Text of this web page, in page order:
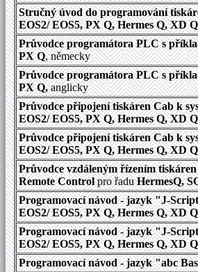
Stručný úvod do programování
EOS2/ EOS5, PX Q, Hermes Q, XD
Průvodce programátora PLC s
PX Q, německy
Průvodce programátora PLC s
PX Q,anglicky
Průvodce připojení tiskáren Cab k
EOS2/ EOS5, PX Q, Hermes Q, XD
Průvodce připojení tiskáren Cab k
EOS2/ EOS5, PX Q, Hermes Q, XD
Průvodce vzdáleným řízením
Remote Controlpro řaduHermesQ,
Programovací návod - jazyk "J-
EOS2/ EOS5, PX Q, Hermes Q, XD
Programovací návod - jazyk "J-
EOS2/ EOS5, PX Q, Hermes Q, XD
Programovací návod - jazyk "abc